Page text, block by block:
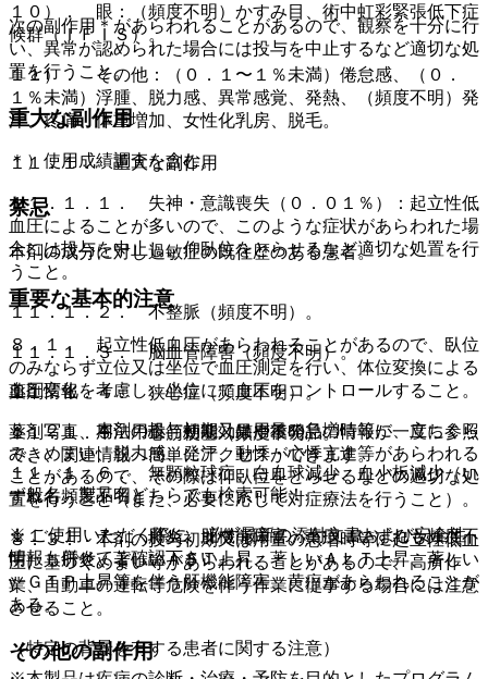
１０）． 眼：（頻度不明）かすみ目、術中虹彩緊張低下症
候群（ＩＦＩＳ）。
１１）． その他：（０．１〜１％未満）倦怠感、（０．
１％未満）浮腫、脱力感、異常感覚、発熱、（頻度不明）発
汗、疼痛、体重増加、女性化乳房、脱毛。
＊）使用成績調査を含む。
禁忌
本剤の成分に対し過敏症の既往歴のある患者。
重要な基本的注意
８．１． 起立性低血圧があらわれることがあるので、臥位
のみならず立位又は坐位で血圧測定を行い、体位変換による
血圧変化を考慮し、坐位にて血圧をコントロールすること。
８．２． 本剤の投与初期又は用量の急増時等に、立ちくら
み、めまい、脱力感、発汗、動悸・心悸亢進等があらわれる
ことがあるので、その際は仰臥位をとらせるなどの適切な処
置を行うこと（また、必要に応じて対症療法を行うこと）。
８．３． 本剤の投与初期又は用量の急増時等に起立性低血
圧に基づくめまい等があらわれることがあるので、高所作
業、自動車の運転等危険を伴う作業に従事する場合には注意
させること。
（特定の背景を有する患者に関する注意）
次の副作用＊があらわれることがあるので、観察を十分に行
い、異常が認められた場合には投与を中止するなど適切な処
置を行うこと。
重大な副作用
１１．１． 重大な副作用
１１．１．１． 失神・意識喪失（０．０１％）：起立性低
血圧によることが多いので、このような症状があらわれた場
合には投与を中止し、仰臥位をとらせるなど適切な処置を行
うこと。
１１．１．２． 不整脈（頻度不明）。
１１．１．３． 脳血管障害（頻度不明）。
１１．１．４． 狭心症（頻度不明）。
１１．１．５． 心筋梗塞（頻度不明）。
１１．１．６． 無顆粒球症、白血球減少、血小板減少（い
ずれも頻度不明）。
１１．１．７． 肝炎、肝機能障害、黄疸（いずれも頻度不
明）：肝炎、著しいＡＳＴ上昇、著しいＡＬＴ上昇、著しい
γ−ＧＴＰ上昇等を伴う肝機能障害、黄疸があらわれることが
ある。
その他の副作用
薬剤情報
薬剤写真、用法用量、効能効果や後発品の情報が一度に参照
でき、関連情報へ簡単にアクセスができます。
一般名、製品名どちらでも検索可能！
※ ご使用いただく際に、必ず最新の添付文書および安全性
情報も併せてご確認下さい。